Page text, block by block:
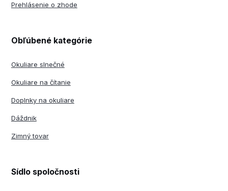
Prehlásenie o zhode
Obľúbené kategórie
Okuliare slnečné
Okuliare na čítanie
Doplnky na okuliare
Dáždnik
Zimný tovar
Sídlo spoločnosti